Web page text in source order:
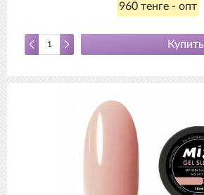
960 тенге - опт
Купить